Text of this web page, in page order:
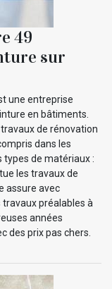
49
sur
une entreprise
en bâtiments.
de rénovation
dans les
types de matériaux :
les travaux de
assure avec
préalables à
années
des prix pas chers.